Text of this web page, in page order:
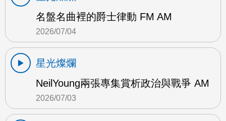
名盤名曲裡的爵士律動 FM AM
2026/07/04
星光燦爛
NeilYoung兩張專集賞析政治與戰爭 AM
2026/07/03